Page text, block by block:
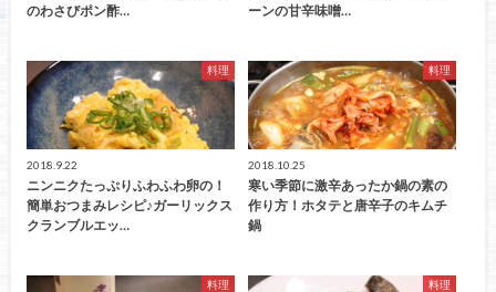
のわさびポン酢…
ーンの甘辛味噌…
料理
2018.9.22
ニンニクたっぷりふわふわ卵の！
簡単おつまみレシピ♪ガーリックス
クランブルエッ…
料理
2018.10.25
寒い季節に激辛あったか鍋の素の
作り方！ホタテと唐辛子のキムチ
鍋
料理 料理